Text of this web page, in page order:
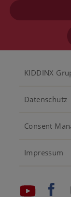
Mail-
Footer
KIDDINX
Datenschutz
Consent
Impressum
Social